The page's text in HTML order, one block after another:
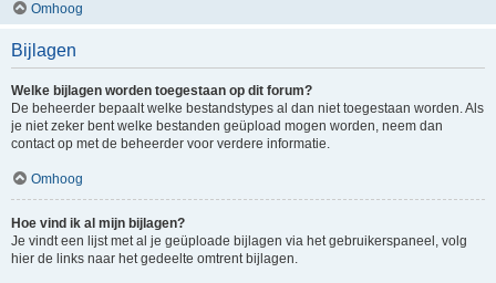
Omhoog
Bijlagen
Welke bijlagen worden toegestaan op dit forum?
De beheerder bepaalt welke bestandstypes al dan niet toegestaan worden. Als
je niet zeker bent welke bestanden geüpload mogen worden, neem dan
contact op met de beheerder voor verdere informatie.
Omhoog
Hoe vind ik al mijn bijlagen?
Je vindt een lijst met al je geüploade bijlagen via het gebruikerspaneel, volg
hier de links naar het gedeelte omtrent bijlagen.